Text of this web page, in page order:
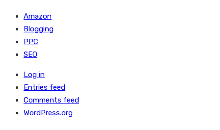
Amazon
Blogging
PPC
SEO
Log in
Entries feed
Comments feed
WordPress.org